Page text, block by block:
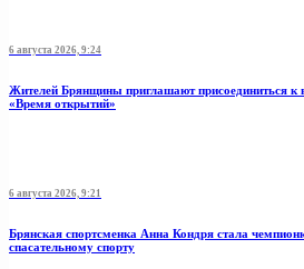
6 августа 2026, 9:24
Жителей Брянщины приглашают присоединиться к
«Время открытий»
6 августа 2026, 9:21
Брянская спортсменка Анна Кондря стала
спасательному спорту